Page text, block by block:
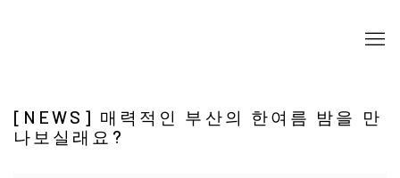
[NEWS] 매력적인 부산의 한여름 밤을 만
나보실래요?